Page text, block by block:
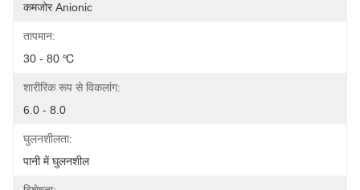
कमजोर Anionic
तापमान:
30 - 80 ℃
शारीरिक रूप से विकलांग:
6.0 - 8.0
घुलनशीलता:
पानी में घुलनशील